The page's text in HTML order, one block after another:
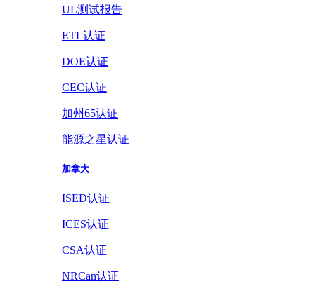
UL测试报告
ETL认证
DOE认证
CEC认证
加州65认证
能源之星认证
加拿大
ISED认证
ICES认证
CSA认证
NRCan认证